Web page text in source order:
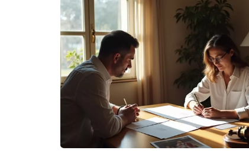
de venderlo para aliviar su carga
general y su capacidad para avanzar en
CONCLUSIÓN
La herencia de un piso en Pamplona
prácticas del propietario. La culpa por
vacías que solo generan gastos o
nuestros seres queridos. Si te